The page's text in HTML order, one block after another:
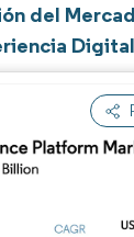
del
Digital